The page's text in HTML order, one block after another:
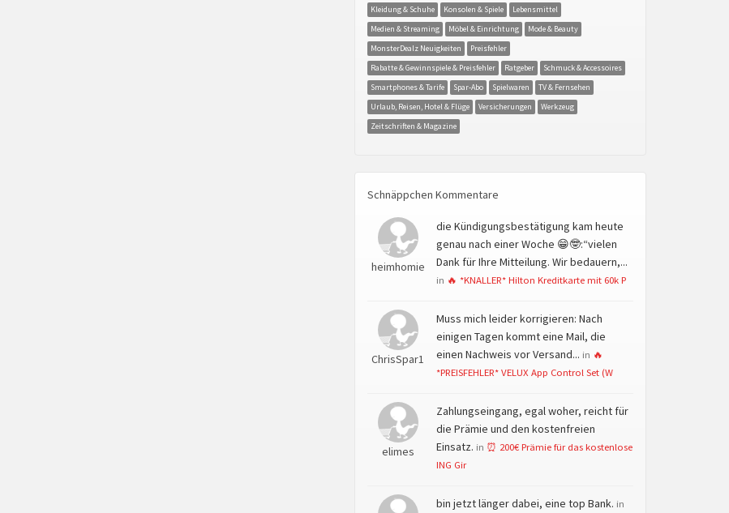
Kleidung & Schuhe
Konsolen & Spiele
Lebensmittel
Medien & Streaming
Möbel & Einrichtung
Mode & Beauty
MonsterDealz Neuigkeiten
Preisfehler
Rabatte & Gewinnspiele & Preisfehler
Ratgeber
Schmuck & Accessoires
Smartphones & Tarife
Spar-Abo Spielwaren
TV & Fernsehen
Urlaub, Reisen, Hotel & Flüge
Versicherungen
Werkzeug
Zeitschriften & Magazine
Schnäppchen Kommentare
heimhomie
die Kündigungsbestätigung kam heute
genau nach einer Woche 😁🤓:“vielen
Dank für Ihre Mitteilung. Wir bedauern,...
in 🔥 *KNALLER* Hilton Kreditkarte mit 60k P
ChrisSpar1
Muss mich leider korrigieren: Nach
einigen Tagen kommt eine Mail, die
einen Nachweis vor Versand... in 🔥
*PREISFEHLER* VELUX App Control Set (W
elimes
Zahlungseingang, egal woher, reicht für
die Prämie und den kostenfreien
Einsatz. in ⏰ 200€ Prämie für das kostenlose
ING Gir
bin jetzt länger dabei, eine top Bank. in